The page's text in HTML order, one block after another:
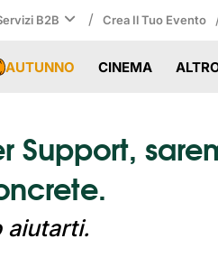
B2B / Crea Il Tuo Evento
AUTUNNO CINEMA
Support,
aiutarti.